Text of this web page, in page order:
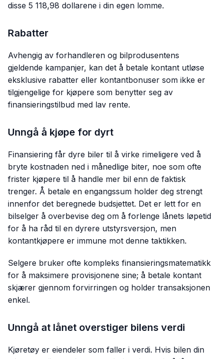
disse 5 118,98 dollarene i din egen lomme.
Rabatter
Avhengig av forhandleren og bilprodusentens
gjeldende kampanjer, kan det å betale kontant utløse
eksklusive rabatter eller kontantbonuser som ikke er
tilgjengelige for kjøpere som benytter seg av
finansieringstilbud med lav rente.
Unngå å kjøpe for dyrt
Finansiering får dyre biler til å virke rimeligere ved å
bryte kostnaden ned i månedlige biter, noe som ofte
frister kjøpere til å handle mer bil enn de faktisk
trenger. Å betale en engangssum holder deg strengt
innenfor det beregnede budsjettet. Det er lett for en
bilselger å overbevise deg om å forlenge lånets løpetid
for å ha råd til en dyrere utstyrsversjon, men
kontantkjøpere er immune mot denne taktikken.
Selgere bruker ofte kompleks finansieringsmatematikk
for å maksimere provisjonene sine; å betale kontant
skjærer gjennom forvirringen og holder transaksjonen
enkel.
Unngå at lånet overstiger bilens verdi
Kjøretøy er eiendeler som faller i verdi. Hvis bilen din